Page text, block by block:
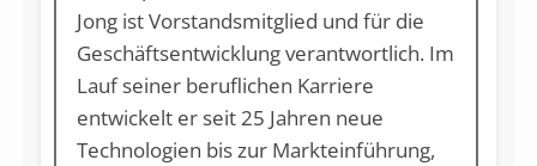
Jong ist Vorstandsmitglied und für die
Geschäftsentwicklung verantwortlich. Im
Lauf seiner beruflichen Karriere
entwickelt er seit 25 Jahren neue
Technologien bis zur Markteinführung,